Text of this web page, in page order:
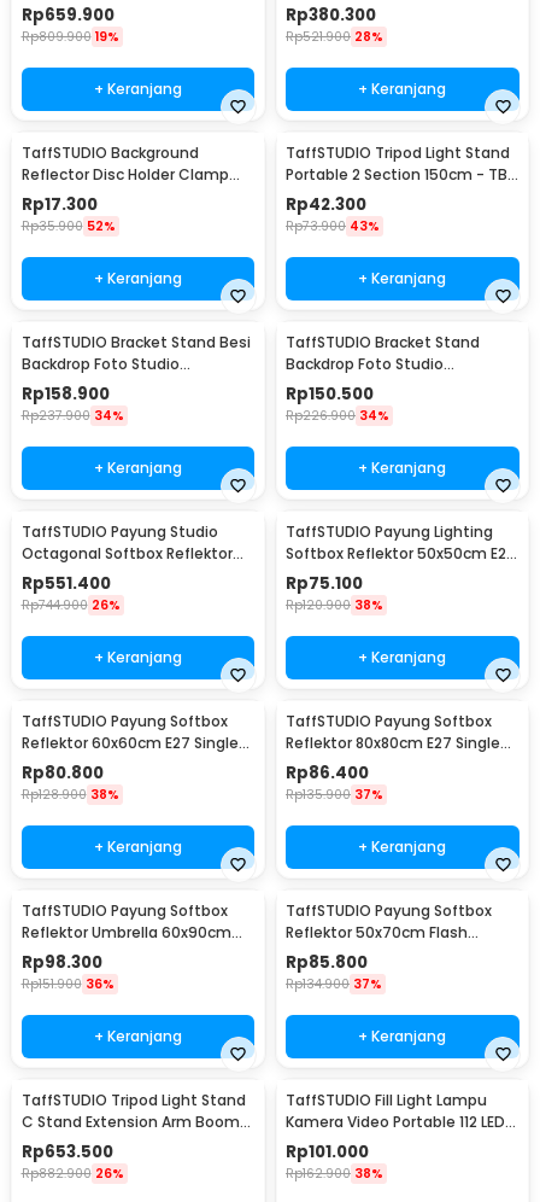
TZ11A
Rp659.900
Rp809.900 19%
+ Keranjang
Vlog - LD-TZ07A
Rp380.300
Rp521.900 28%
+ Keranjang
TaffSTUDIO Background
Reflector Disc Holder Clamp
Klip Reflektor - QM3622
Rp17.300
Rp35.900 52%
+ Keranjang
TaffSTUDIO Tripod Light Stand
Portable 2 Section 150cm - TB-
037
Rp42.300
Rp73.900 43%
+ Keranjang
TaffSTUDIO Bracket Stand Besi
Backdrop Foto Studio
200x200cm - DD-110
Rp158.900
Rp237.900 34%
+ Keranjang
TaffSTUDIO Bracket Stand
Backdrop Foto Studio
200x160cm - DD-110
Rp150.500
Rp226.900 34%
+ Keranjang
TaffSTUDIO Payung Studio
Octagonal Softbox Reflektor
Flash 90cm - KS90
Rp551.400
Rp744.900 26%
+ Keranjang
TaffSTUDIO Payung Lighting
Softbox Reflektor 50x50cm E27
Single Socket - LD-TZ206
Rp75.100
Rp120.900 38%
+ Keranjang
TaffSTUDIO Payung Softbox
Reflektor 60x60cm E27 Single
Socket - LD-TZ206
Rp80.800
Rp128.900 38%
+ Keranjang
TaffSTUDIO Payung Softbox
Reflektor 80x80cm E27 Single
Socket - LD-TZ206
Rp86.400
Rp135.900 37%
+ Keranjang
TaffSTUDIO Payung Softbox
Reflektor Umbrella 60x90cm
E27 Single Socket - LD-TZ206
Rp98.300
Rp151.900 36%
+ Keranjang
TaffSTUDIO Payung Softbox
Reflektor 50x70cm Flash
Mount - CY50
Rp85.800
Rp134.900 37%
+ Keranjang
TaffSTUDIO Tripod Light Stand
C Stand Extension Arm Boom
Arm 130cm - 330F
Rp653.500
Rp882.900 26%
TaffSTUDIO Fill Light Lampu
Kamera Video Portable 112 LED -
FT-112
Rp101.000
Rp162.900 38%